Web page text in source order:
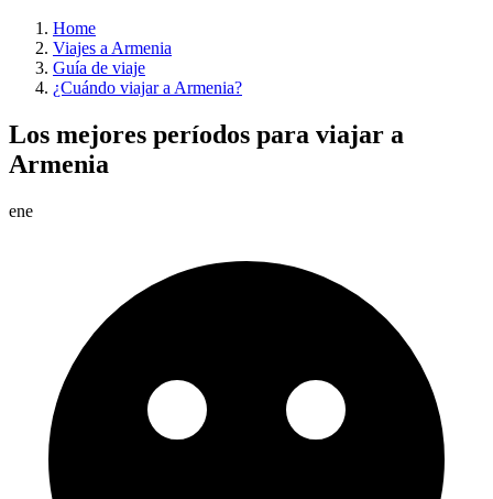
Home
Viajes a Armenia
Guía de viaje
¿Cuándo viajar a Armenia?
Los mejores períodos para viajar a
Armenia
ene